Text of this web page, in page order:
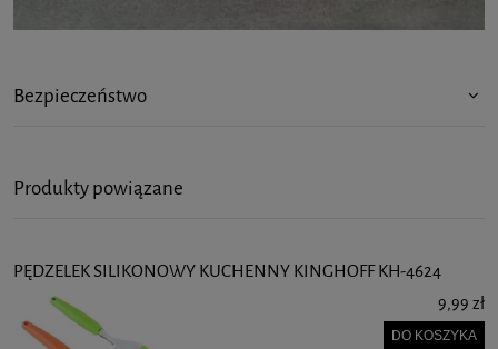
Bezpieczeństwo
Produkty powiązane
PĘDZELEK SILIKONOWY KUCHENNY KINGHOFF KH-4624
9,99 zł
DO KOSZYKA